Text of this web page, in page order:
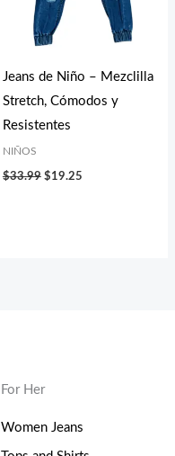
Jeans de Niño – Mezclilla
Stretch, Cómodos y
Resistentes
NIÑOS
$33.99 $19.25
For Her
Women Jeans